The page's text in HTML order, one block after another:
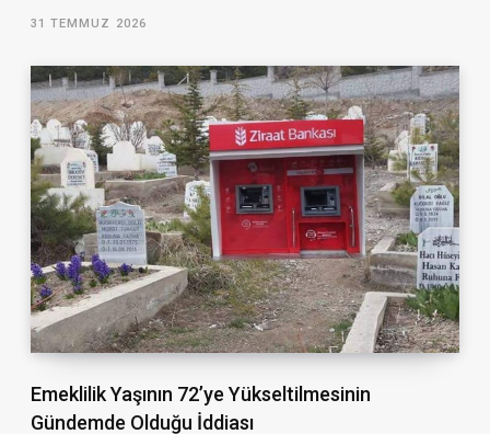
31 TEMMUZ 2026
Emeklilik Yaşının 72’ye Yükseltilmesinin
Gündemde Olduğu İddiası